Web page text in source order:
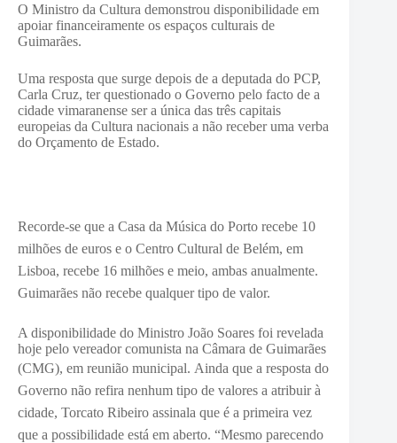
O Ministro da Cultura demonstrou disponibilidade em
apoiar financeiramente os espaços culturais de
Guimarães.
Uma resposta que surge depois de a deputada do PCP,
Carla Cruz, ter questionado o Governo pelo facto de a
cidade vimaranense ser a única das três capitais
europeias da Cultura nacionais a não receber uma verba
do Orçamento de Estado.
Recorde-se que a Casa da Música do Porto recebe 10
milhões de euros e o Centro Cultural de Belém, em
Lisboa, recebe 16 milhões e meio, ambas anualmente.
Guimarães não recebe qualquer tipo de valor.
A disponibilidade do Ministro João Soares foi revelada
hoje pelo vereador comunista na Câmara de Guimarães
(CMG), em reunião municipal. Ainda que a resposta do
Governo não refira nenhum tipo de valores a atribuir à
cidade, Torcato Ribeiro assinala que é a primeira vez
que a possibilidade está em aberto. “Mesmo parecendo